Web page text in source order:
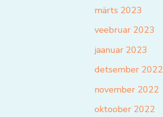
märts 2023
veebruar 2023
jaanuar 2023
detsember 2022
november 2022
oktoober 2022